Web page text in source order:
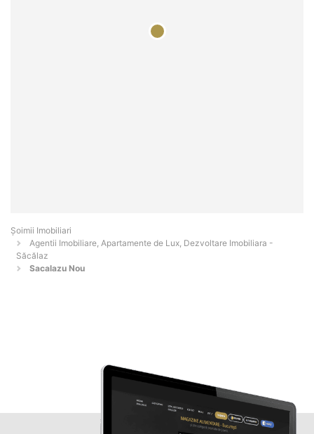
Șoimii Imobiliari
Agentii Imobiliare, Apartamente de Lux, Dezvoltare Imobiliara -
Săcălaz
Sacalazu Nou